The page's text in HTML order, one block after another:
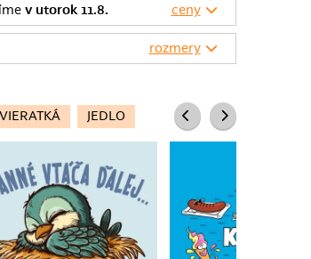
v utorok 11.8. ceny
rozmery
JEDLO